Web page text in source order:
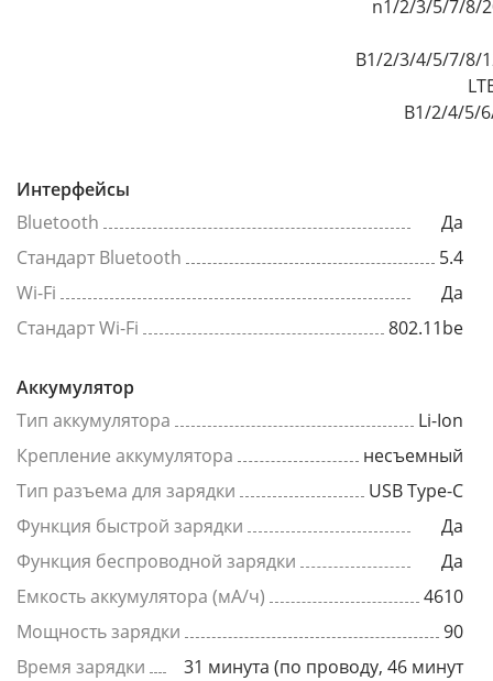
n1/2/3/5/7/8/
B1/2/3/4/5/7/8/
B1/2/4/5/
Интерфейсы
Bluetooth
Да
Стандарт Bluetooth
5.4
Wi-Fi
Да
Стандарт Wi-Fi
802.11be
Аккумулятор
Тип аккумулятора
Li-Ion
Крепление аккумулятора
несъемный
Тип разъема для зарядки
USB Type-C
Функция быстрой зарядки
Да
Функция беспроводной зарядки
Да
Емкость аккумулятора (мА/ч)
4610
Мощность зарядки
90
Время зарядки
31 минута (по проводу, 46 минут